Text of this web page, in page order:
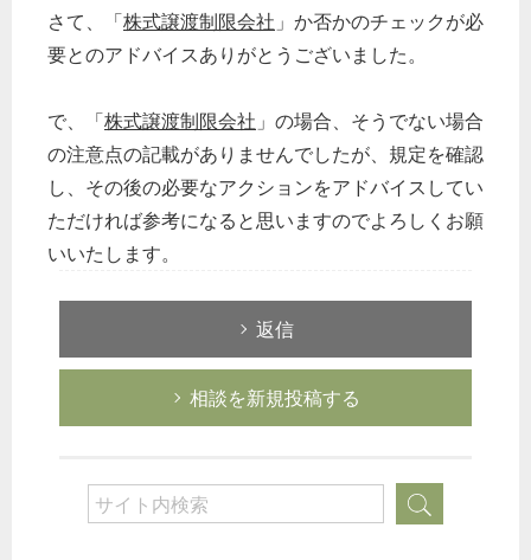
さて、「株式譲渡制限会社 」か否かのチェックが必
要とのアドバイスありがとうございました。
で、「株式譲渡制限会社 」の場合、そうでない場合
の注意点の記載がありませんでしたが、規定を確認
し、その後の必要なアクションをアドバイスしてい
ただければ参考になると思いますのでよろしくお願
いいたします。
返信
相談を新規投稿する